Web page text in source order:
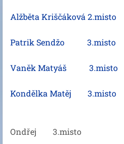
Alžběta Kriščáková 2.misto
Patrik Sendžo 3.misto
Vaněk Matyáš 3.misto
Kondělka Matěj 3.misto
Ondřej 3.misto